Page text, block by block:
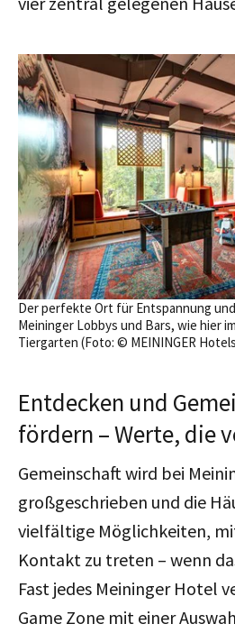
Der perfekte Ort für Entspannung
Meininger Lobbys und Bars, wie hier
Tiergarten (Foto: © MEININGER
Entdecken und
fördern – Werte, die
Gemeinschaft wird bei
großgeschrieben und die
vielfältige Möglichkeiten,
Kontakt zu treten – wenn
Fast jedes Meininger Hotel
Game Zone mit einer